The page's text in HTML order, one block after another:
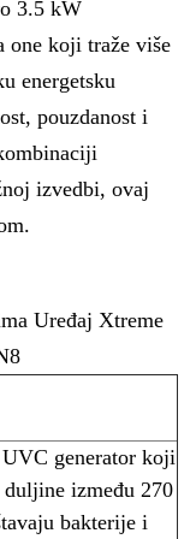
3.5 kW
one koji traže više
energetsku
pouzdanost i
izvedbi, ovaj
Uređaj Xtreme
generator koji
između 270
bakterije i